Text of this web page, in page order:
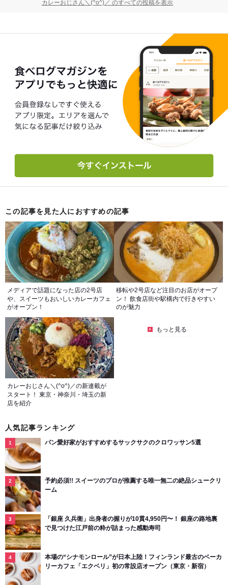
カレーおじさん＼(^o^)／ のすべての投稿を表示
この記事を見た人におすすめの記事
メディアで話題になった店の2号店
や、スイーツもおいしいカレーカフェ
がオープン！
移転や2号店など注目のお店がオープ
ン！ 飲食店街や駅構内で行きやすい
のが魅力
カレーおじさん＼(^o^)／の新連載が
スタート！ 東京・神奈川・埼玉の新
店を紹介
もっと見る
人気記事ランキング
パン愛好家がおすすめするサックサクのクロワッサン5選
予約必須!! スイーツのプロが推薦する唯一無二の絶品シュークリ
ーム
「銀座 久兵衛」出身者の握りが10貫4,950円〜！ 銀座の路地裏
で見つけた江戸前の粋が詰まった感動寿司
本場の“シナモンロール”が日本上陸！フィンランド最古のベーカ
リーカフェ「エクベリ」初の常設店オープン（東京・新宿）